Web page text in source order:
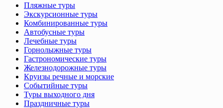
Пляжные туры
Экскурсионные туры
Комбинированные туры
Автобусные туры
Лечебные туры
Горнолыжные туры
Гастрономические туры
Железнодорожные туры
Круизы речные и морские
Событийные туры
Туры выходного дня
Праздничные туры